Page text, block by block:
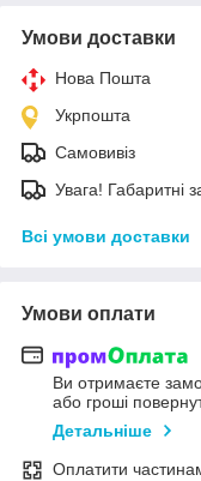
Умови доставки
Нова Пошта
Укрпошта
Самовивіз
Увага! Габаритні
Всі умови доставки
Умови оплати
Ви отримаєте
або гроші
Детальніше
Оплатити